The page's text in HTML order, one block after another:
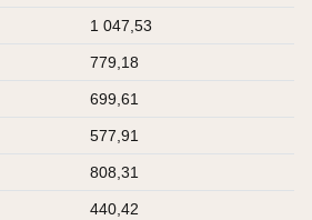
1 047,53
779,18
699,61
577,91
808,31
440,42